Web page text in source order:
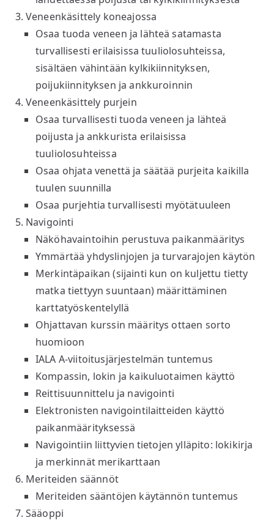
Veneenkäsittely koneajossa
Osaa tuoda veneen ja lähteä satamasta
turvallisesti erilaisissa tuuliolosuhteissa,
sisältäen vähintään kylkikiinnityksen,
poijukiinnityksen ja ankkuroinnin
Veneenkäsittely purjein
Osaa turvallisesti tuoda veneen ja lähteä
poijusta ja ankkurista erilaisissa
tuuliolosuhteissa
Osaa ohjata venettä ja säätää purjeita kaikilla
tuulen suunnilla
Osaa purjehtia turvallisesti myötätuuleen
Navigointi
Näköhavaintoihin perustuva paikanmääritys
Ymmärtää yhdyslinjojen ja turvarajojen käytön
Merkintäpaikan (sijainti kun on kuljettu tietty
matka tiettyyn suuntaan) määrittäminen
karttatyöskentelyllä
Ohjattavan kurssin määritys ottaen sorto
huomioon
IALA A-viitoitusjärjestelmän tuntemus
Kompassin, lokin ja kaikuluotaimen käyttö
Reittisuunnittelu ja navigointi
Elektronisten navigointilaitteiden käyttö
paikanmäärityksessä
Navigointiin liittyvien tietojen ylläpito: lokikirja
ja merkinnät merikarttaan
Meriteiden säännöt
Meriteiden sääntöjen käytännön tuntemus
Sääoppi